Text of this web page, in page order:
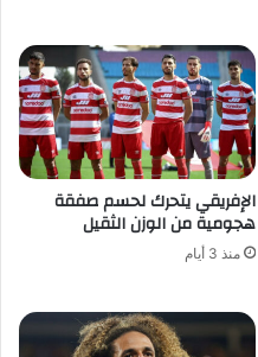
الإفريقي يتحرك لحسم صفقة
هجومية من الوزن الثقيل
منذ 3 أيام